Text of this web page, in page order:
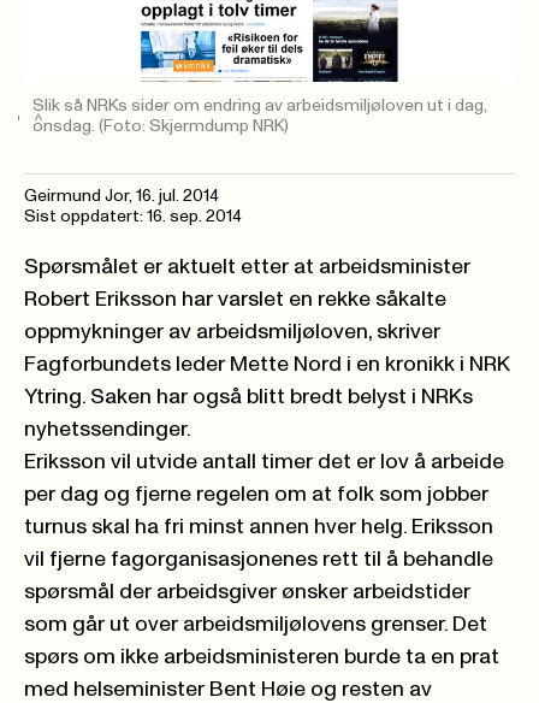
Slik så NRKs sider om endring av arbeidsmiljøloven ut i dag,
onsdag.(Foto: Skjermdump NRK)
Geirmund Jor, 16. jul. 2014
Sist oppdatert: 16. sep. 2014
Spørsmålet er aktuelt etter at arbeidsminister
Robert Eriksson har varslet en rekke såkalte
oppmykninger av arbeidsmiljøloven, skriver
Fagforbundets leder Mette Nord i en kronikk i NRK
Ytring. Saken har også blitt bredt belyst i NRKs
nyhetssendinger.
Eriksson vil utvide antall timer det er lov å arbeide
per dag og fjerne regelen om at folk som jobber
turnus skal ha fri minst annen hver helg. Eriksson
vil fjerne fagorganisasjonenes rett til å behandle
spørsmål der arbeidsgiver ønsker arbeidstider
som går ut over arbeidsmiljølovens grenser. Det
spørs om ikke arbeidsministeren burde ta en prat
med helseminister Bent Høie og resten av